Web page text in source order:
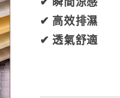
✔ 高效排濕
✔ 透氣舒適